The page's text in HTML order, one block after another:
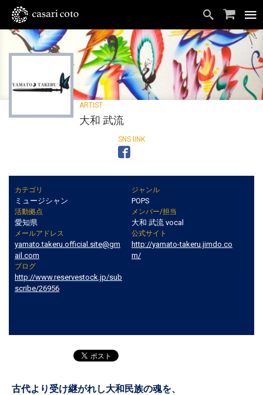
大和 武流
カテゴリ
ミュージシャン
ジャンル
POPS
活動拠点
愛知県
メンバー/担当
大和 武流 vocal
メールアドレス
yamato.takeru.official.site@gm
ail.com
公式サイト
http://yamato-takeru.jimdo.co
m/
ブログ
http://www.reservestock.jp/sub
scribe/26956
古代より受け継がれし大和民族の魂を、